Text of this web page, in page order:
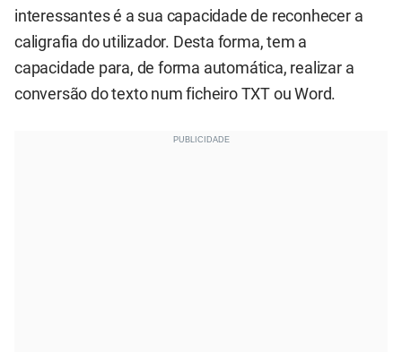
interessantes é a sua capacidade de reconhecer a
caligrafia do utilizador. Desta forma, tem a
capacidade para, de forma automática, realizar a
conversão do texto num ficheiro TXT ou Word.